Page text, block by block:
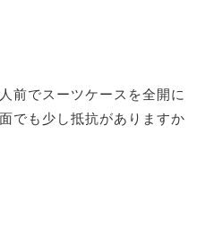
前でスーツケースを全開に
でも少し抵抗がありますか